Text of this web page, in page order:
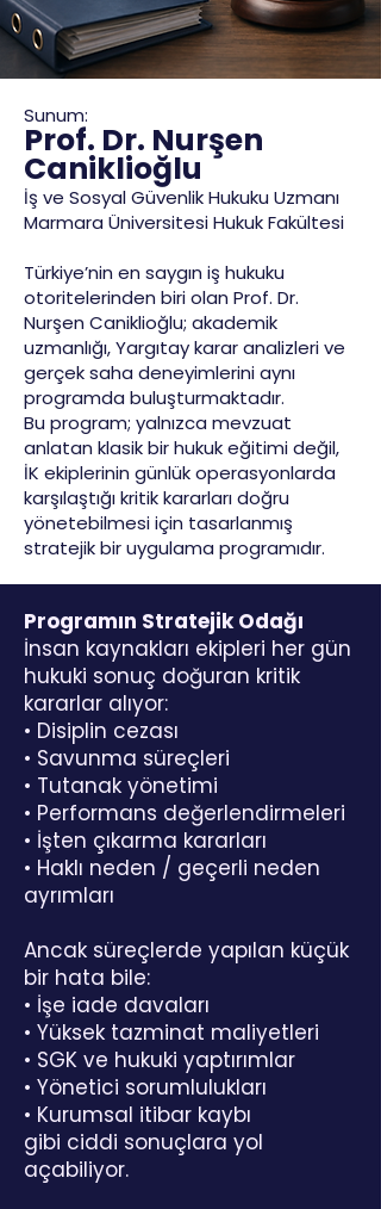
Sunum:
Prof. Dr. Nurşen
Caniklioğlu
İş ve Sosyal Güvenlik Hukuku Uzmanı
Marmara Üniversitesi Hukuk Fakültesi
Türkiye’nin en saygın iş hukuku
otoritelerinden biri olan Prof. Dr.
Nurşen Caniklioğlu; akademik
uzmanlığı, Yargıtay karar analizleri ve
gerçek saha deneyimlerini aynı
programda buluşturmaktadır.
Bu program; yalnızca mevzuat
anlatan klasik bir hukuk eğitimi değil,
İK ekiplerinin günlük operasyonlarda
karşılaştığı kritik kararları doğru
yönetebilmesi için tasarlanmış
stratejik bir uygulama programıdır.
Programın Stratejik Odağı
İnsan kaynakları ekipleri her gün
hukuki sonuç doğuran kritik
kararlar alıyor:
• Disiplin cezası
• Savunma süreçleri
• Tutanak yönetimi
• Performans değerlendirmeleri
• İşten çıkarma kararları
• Haklı neden / geçerli neden
ayrımları
Ancak süreçlerde yapılan küçük
bir hata bile:
• İşe iade davaları
• Yüksek tazminat maliyetleri
• SGK ve hukuki yaptırımlar
• Yönetici sorumlulukları
• Kurumsal itibar kaybı
gibi ciddi sonuçlara yol
açabiliyor.